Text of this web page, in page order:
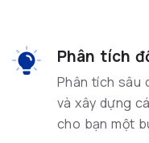
Phân tích
Phân tích sâu
và xây dựng
cho bạn một